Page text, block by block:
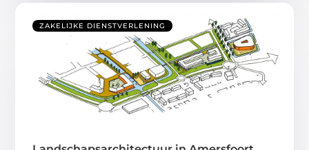
ZAKELIJKE DIENSTVERLENING